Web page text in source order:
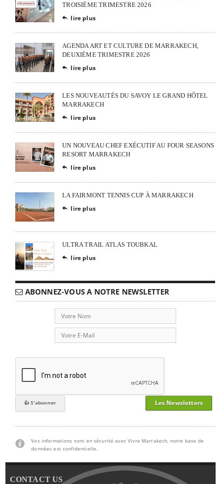
TROISIÈME TRIMESTRE 2026
 lire plus
AGENDA ART ET CULTURE DE MARRAKECH,
DEUXIÈME TRIMESTRE 2026
 lire plus
LES NOUVEAUTÉS DU SAVOY LE GRAND HÔTEL
MARRAKECH
 lire plus
UN NOUVEAU CHEF EXÉCUTIF AU FOUR SEASONS
RESORT MARRAKECH
 lire plus
LA FAIRMONT TENNIS CUP À MARRAKECH
 lire plus
ULTRA TRAIL ATLAS TOUBKAL
 lire plus
ABONNEZ-VOUS A NOTRE NEWSLETTER
Les Newsletters
Vos informations sont en sécurité avec Vivre Marrakech, notre base de
données est confidentielle.
CONTACT US